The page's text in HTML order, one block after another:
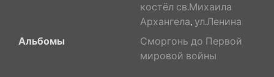
костёл св.Михаила
Архангела, ул.Ленина
Альбомы
Сморгонь до Первой
мировой войны